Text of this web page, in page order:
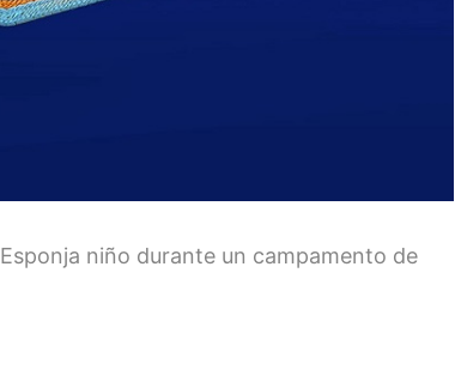
niño durante un campamento de